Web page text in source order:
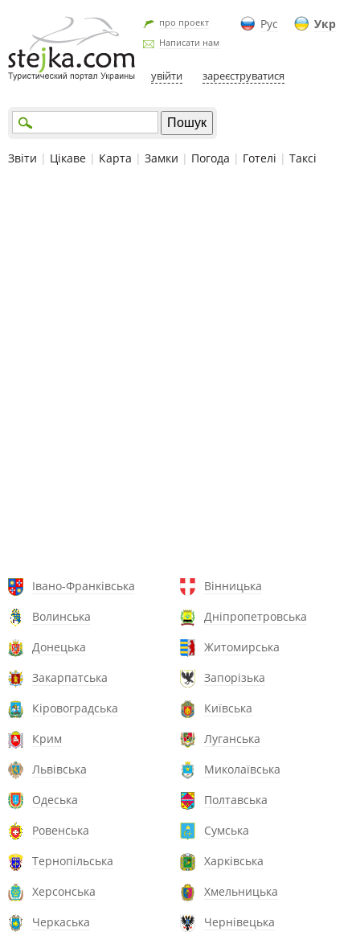
Рус Укр
про проект
Написати нам
увійти зареєструватися
Звіти | Цікаве | Карта | Замки | Погода | Готелі | Таксі
Івано-Франківська
Вінницька
Волинська
Дніпропетровська
Донецька
Житомирська
Закарпатська
Запорізька
Кіровоградська
Київська
Крим
Луганська
Львівська
Миколаївська
Одеська
Полтавська
Ровенська
Сумська
Тернопільська
Харківська
Херсонська
Хмельницька
Черкаська
Чернівецька